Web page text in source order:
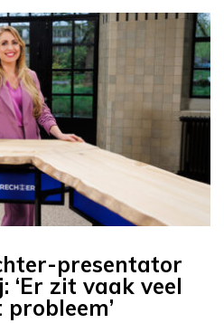
presentator
‘Er zit vaak veel